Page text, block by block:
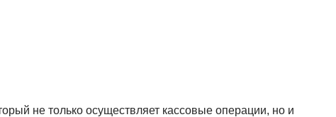
не только осуществляет кассовые операции, но и